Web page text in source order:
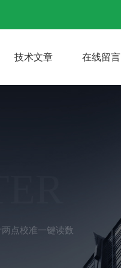
技术文章 在线留言
点校准一键读数